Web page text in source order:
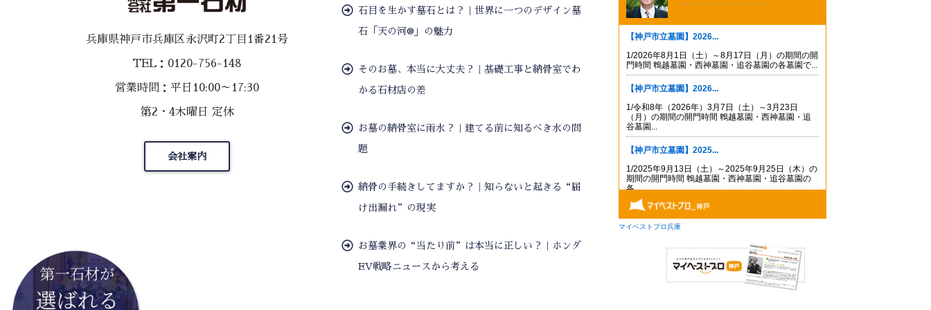
兵庫県神戸市兵庫区永沢町2丁目1番21号
TEL：0120-756-148
営業時間：平日10:00～17:30
第2・4木曜日 定休
会社案内
石目を生かす墓石とは？｜世界に一つのデザイン墓
石「天の河®」の魅力
そのお墓、本当に大丈夫？｜基礎工事と納骨室でわ
かる石材店の差
お墓の納骨室に雨水？｜建てる前に知るべき水の問
題
納骨の手続きしてますか？｜知らないと起きる“届
け出漏れ”の現実
お墓業界の“当たり前”は本当に正しい？｜ホンダ
EV戦略ニュースから考える